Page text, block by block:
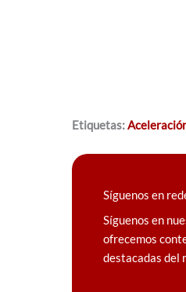
Etiquetas:
Síguenos en
Síguenos en
ofrecemos
destacadas del